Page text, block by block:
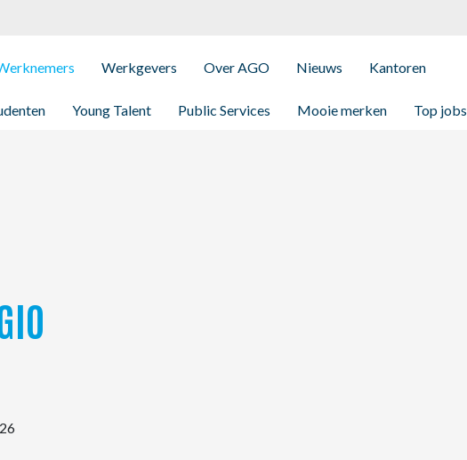
Young Talent Public Services Mooie merken Top jobs
Werkgevers Over AGO Nieuws Kantoren